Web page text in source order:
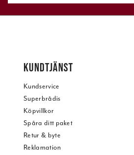
KUNDTJÄNST
Kundservice
Superbrådis
Köpvillkor
Spåra ditt paket
Retur & byte
Reklamation